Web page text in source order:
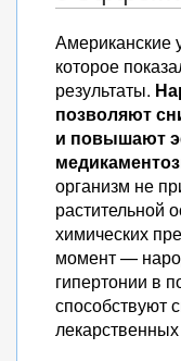
Американские
которое
результаты.
позволяют
и повышают
организм не
растительной
химических
момент —
гипертонии в
способствуют